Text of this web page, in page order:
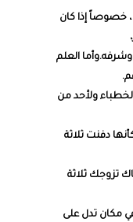
خصوصاً إذا كان
العلم
ولأحد من
دفنت ثلاثة
تزوجك ثلاثة
مكان تدل على